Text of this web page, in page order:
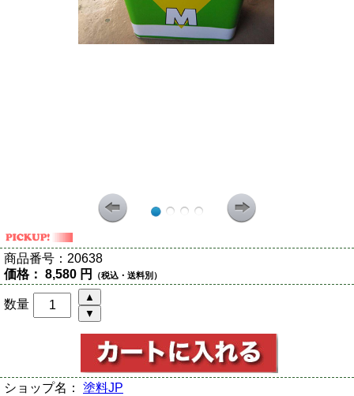
商品番号： 20638
価格： 8,580 円 （税込・送料別）
数量
ショップ名： 塗料JP